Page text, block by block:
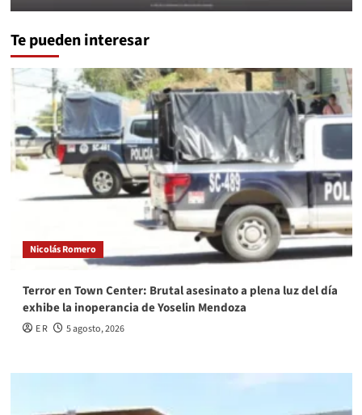
Te pueden interesar
Nicolás Romero
Terror en Town Center: Brutal asesinato a plena luz del día
exhibe la inoperancia de Yoselin Mendoza
E R 5 agosto, 2026